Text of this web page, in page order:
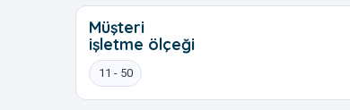
Müşteri
işletme ölçeği
11 - 50